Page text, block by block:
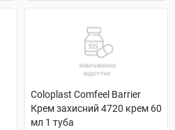
Coloplast Comfeel Barrier
Крем захисний 4720 крем 60
мл 1 туба